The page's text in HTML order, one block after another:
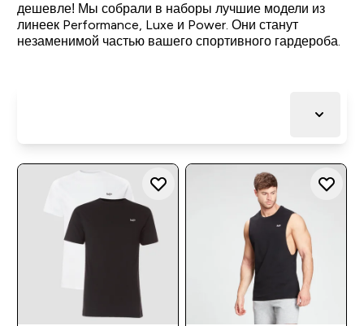
дешевле! Мы собрали в наборы лучшие модели из
линеек Performance, Luxe и Power. Они станут
незаменимой частью вашего спортивного гардероба.